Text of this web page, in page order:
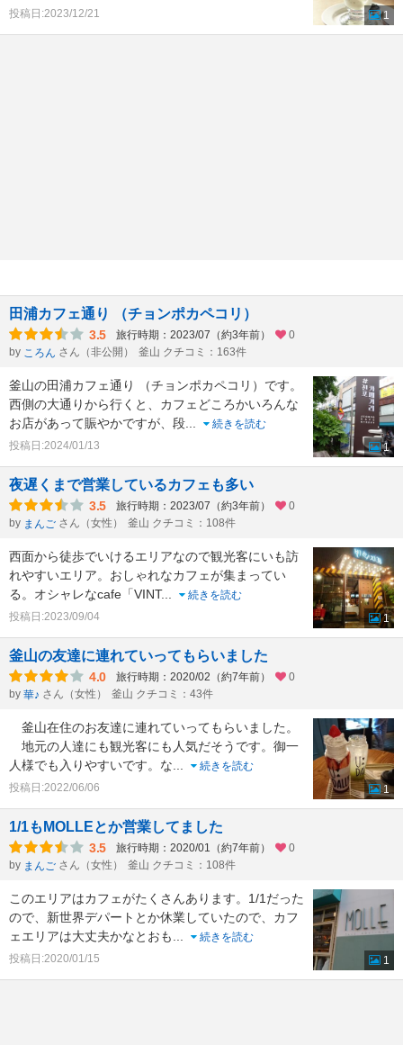
投稿日:2023/12/21
1
田浦カフェ通り （チョンポカペコリ）
3.5 旅行時期：2023/07（約3年前）
0
by ころん さん（非公開） 釜山 クチコミ：163件
釜山の田浦カフェ通り （チョンポカペコリ）です。
西側の大通りから行くと、カフェどころかいろんな
お店があって賑やかですが、段
続きを読む
投稿日:2024/01/13
1
夜遅くまで営業しているカフェも多い
3.5 旅行時期：2023/07（約3年前）
0
by まんご さん（女性） 釜山 クチコミ：108件
西面から徒歩でいけるエリアなので観光客にいも訪
れやすいエリア。おしゃれなカフェが集まってい
る。オシャレなcafe「VINT...
続きを読む
投稿日:2023/09/04
1
釜山の友達に連れていってもらいました
4.0 旅行時期：2020/02（約7年前）
0
by 華♪ さん（女性） 釜山 クチコミ：43件
釜山在住のお友達に連れていってもらいました。
地元の人達にも観光客にも人気だそうです。御一
人様でも入りやすいです。な
続きを読む
投稿日:2022/06/06
1
1/1もMOLLEとか営業してました
3.5 旅行時期：2020/01（約7年前）
0
by まんご さん（女性） 釜山 クチコミ：108件
このエリアはカフェがたくさんあります。1/1だった
ので、新世界デパートとか休業していたので、カフ
ェエリアは大丈夫かなとおも
続きを読む
投稿日:2020/01/15
1